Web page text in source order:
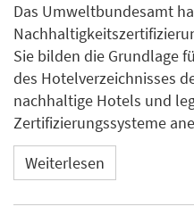
Das Umweltbundesamt
Sie bilden die Grundlage
des Hotelverzeichnisses
nachhaltige Hotels und
Zertifizierungssysteme
Weiterlesen